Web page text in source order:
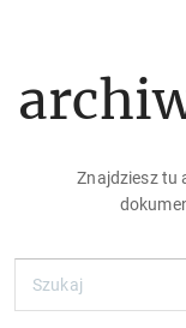
Znajdziesz tu